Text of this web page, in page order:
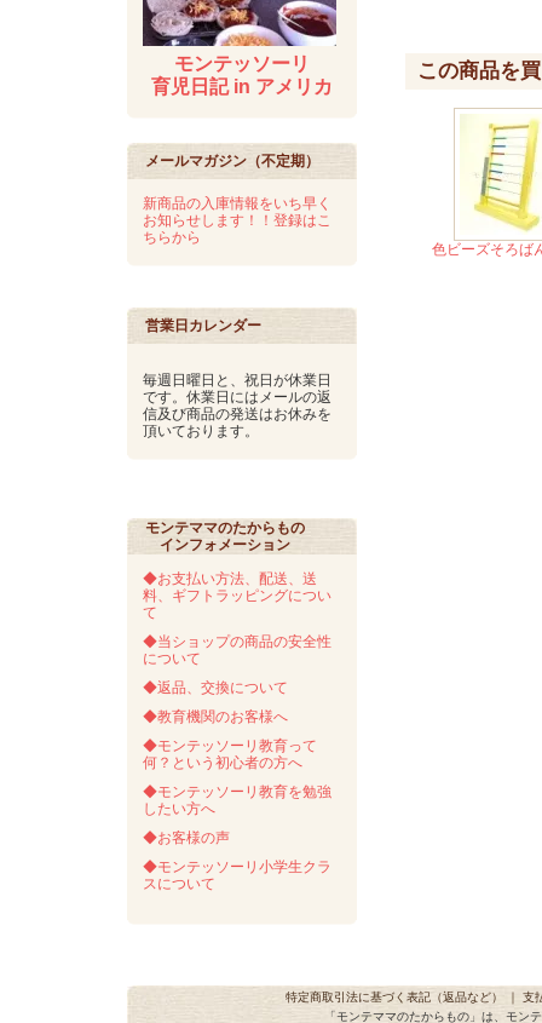
モンテッソーリ
育児日記 in アメリカ
メールマガジン（不定期）
新商品の入庫情報をいち早く
お知らせします！！登録はこ
ちらから
営業日カレンダー
毎週日曜日と、祝日が休業日
です。休業日にはメールの返
信及び商品の発送はお休みを
頂いております。
モンテママのたからもの
インフォメーション
◆お支払い方法、配送、送
料、ギフトラッピングについ
て
◆当ショップの商品の安全性
について
◆返品、交換について
◆教育機関のお客様へ
◆モンテッソーリ教育って
何？という初心者の方へ
◆モンテッソーリ教育を勉強
したい方へ
◆お客様の声
◆モンテッソーリ小学生クラ
スについて
この商品を
色ビーズそろば
特定商取引法に基づく表記（返品など） ｜ 支
「モンテママのたからもの」は、モン